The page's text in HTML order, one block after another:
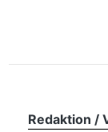
Redaktion /